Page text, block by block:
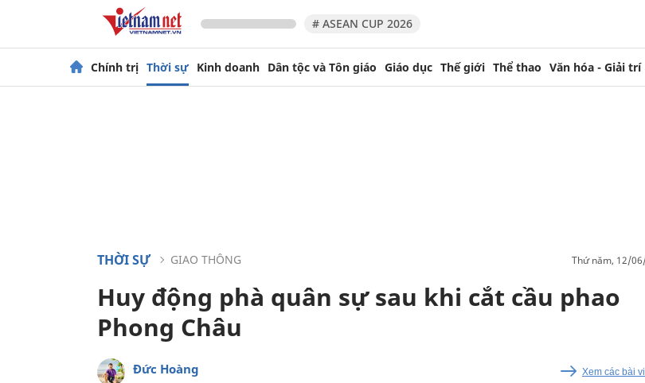
# ASEAN CUP 2026
Chính trị Thời sự Kinh doanh Dân tộc và Tôn giáo Giáo dục Thế giới Thể thao Văn hóa - Giải trí
THỜI SỰ GIAO THÔNG thứ năm, 12/
Huy động phà quân sự sau khi cắt cầu phao
Phong Châu
Đức Hoàng Xem các bài